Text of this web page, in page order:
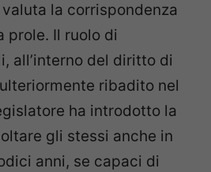
la corrispondenza
prole. Il ruolo di
all’interno del diritto di
ribadito nel
ha introdotto la
gli stessi anche in
anni, se capaci di